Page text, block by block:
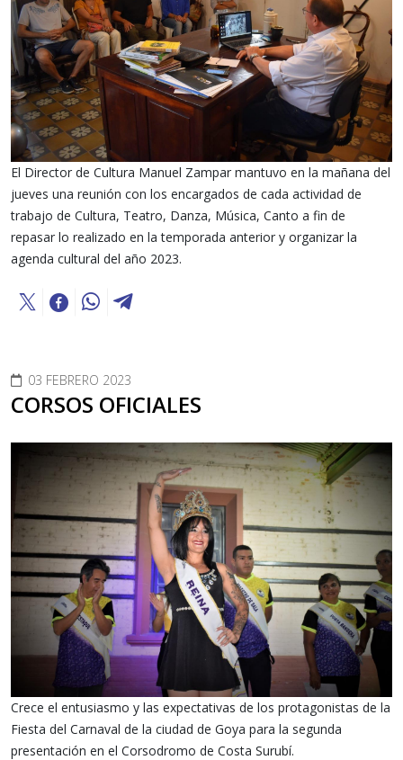
El Director de Cultura Manuel Zampar mantuvo en la mañana del
jueves una reunión con los encargados de cada actividad de
trabajo de Cultura, Teatro, Danza, Música, Canto a fin de
repasar lo realizado en la temporada anterior y organizar la
agenda cultural del año 2023.
03 FEBRERO 2023
CORSOS OFICIALES
Crece el entusiasmo y las expectativas de los protagonistas de la
Fiesta del Carnaval de la ciudad de Goya para la segunda
presentación en el Corsodromo de Costa Surubí.